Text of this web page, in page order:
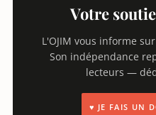
Votre
L'OJIM vous informe
Son indépendance
lecteurs —
♥ JE FAIS UN